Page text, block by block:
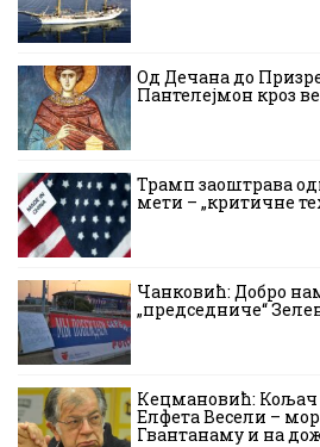
Од Дечана до
Пантелејмон кроз
Трамп заоштрава
мети – „критичне
Чанковић: Добро
„председниче“
Кецмановић: Кољач
Елфета Весели –
Гвантанаму и на